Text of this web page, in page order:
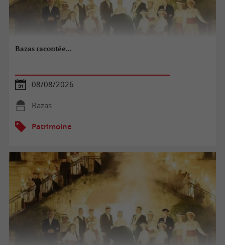
Bazas racontée...
08/08/2026
Bazas
Patrimoine